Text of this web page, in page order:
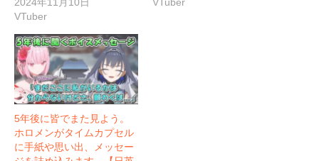
VTuber
5年後に皆でまた見よう。
ホロメンがタイムカプセル
に手紙や思い出、メッセー